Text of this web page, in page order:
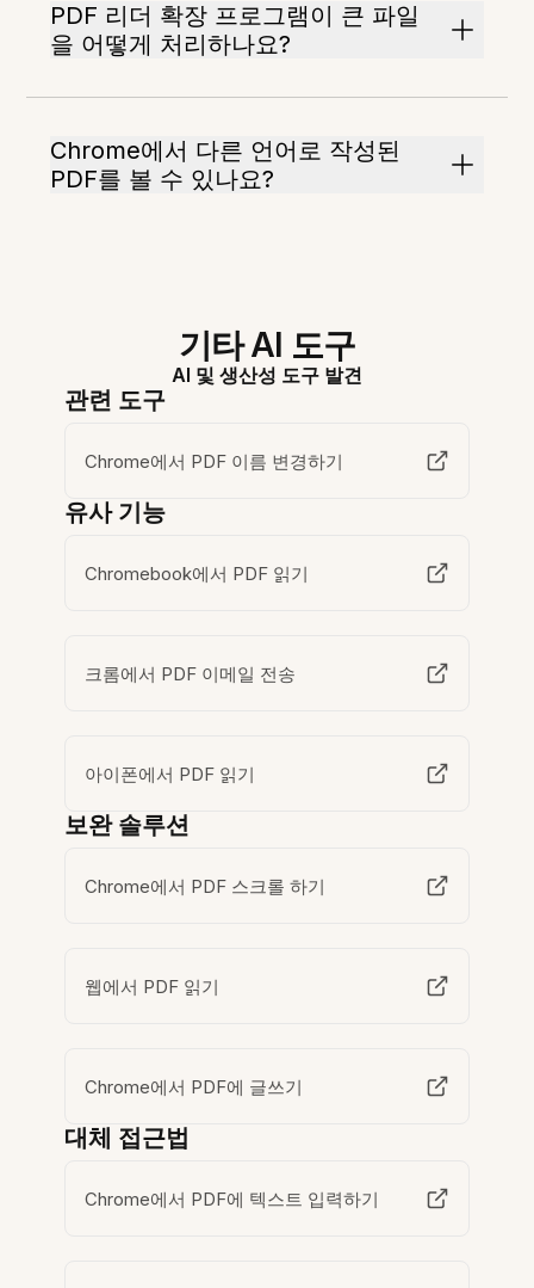
PDF 리더 확장 프로그램이 큰 파일
을 어떻게 처리하나요?
Chrome에서 다른 언어로 작성된
PDF를 볼 수 있나요?
기타 AI 도구
AI 및 생산성 도구 발견
관련 도구
Chrome에서 PDF 이름 변경하기
유사 기능
Chromebook에서 PDF 읽기
크롬에서 PDF 이메일 전송
아이폰에서 PDF 읽기
보완 솔루션
Chrome에서 PDF 스크롤 하기
웹에서 PDF 읽기
Chrome에서 PDF에 글쓰기
대체 접근법
Chrome에서 PDF에 텍스트 입력하기